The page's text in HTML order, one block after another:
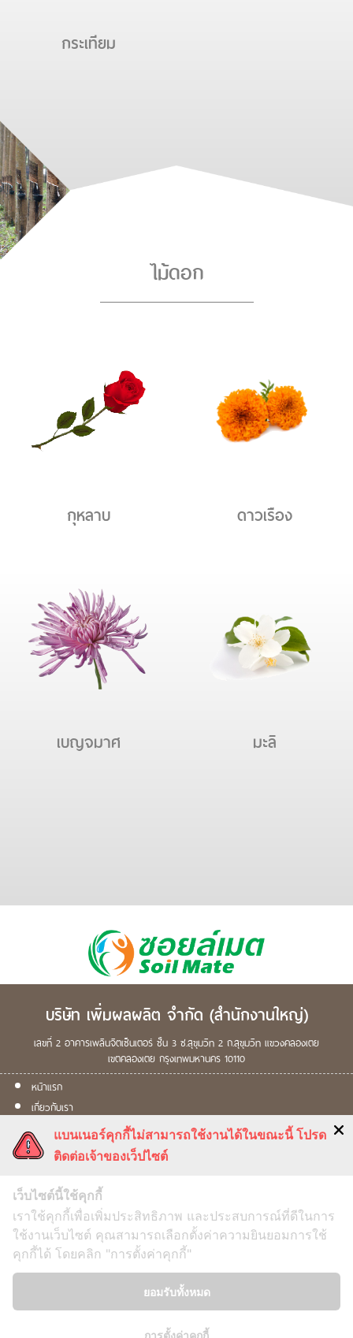
กระเทียม
ไม้ดอก
กุหลาบ ดาวเรือง
เบญจมาศ มะลิ
บริษัท เพิ่มผลผลิต จำกัด (สำนักงานใหญ่)
เลขที่ 2 อาคารเพลินจิตเซ็นเตอร์ ชั้น 3 ซ.สุขุมวิท 2 ถ.สุขุมวิท แขวงคลองเตย
เขตคลองเตย กรุงเทพมหานคร 10110
หน้าแรก
เกี่ยวกับเรา
การดูแลพืช
ติดต่อเรา
Security Policy
แบนเนอร์คุกกี้ไม่สามารถใช้งานได้ในขณะนี้ โปรด
ติดต่อเจ้าของเว็ปไซต์
เว็บไซต์นี้ใช้คุกกี้
เราใช้คุกกี้เพื่อเพิ่มประสิทธิภาพ และประสบการณ์ที่ดีในการ
ใช้งานเว็บไซต์ คุณสามารถเลือกตั้งค่าความยินยอมการใช้
คุกกี้ได้ โดยคลิก "การตั้งค่าคุกกี้"
ยอมรับทั้งหมด
การตั้งค่าคุกกี้